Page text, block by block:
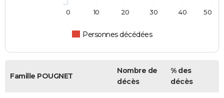
Personnes décédées
0 10 20 30 40 50
Famille POUGNET
Nombre de
décès
% des
décès